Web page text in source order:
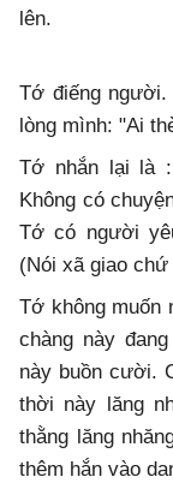
lên.
Tớ điếng
lòng mình: "Ai
Tớ nhắn lại là
Không có
Tớ có người
(Nói xã giao
Tớ không muốn
chàng này
này buồn cười.
thời này lăng
thằng lăng
thêm hắn vào